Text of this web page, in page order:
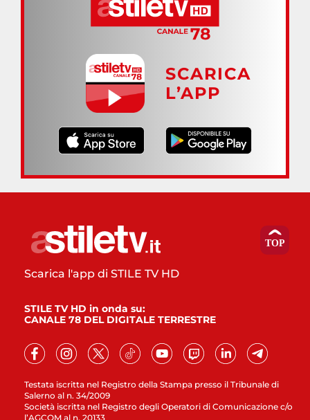
SCARICA
L’APP
Testata iscritta nel Registro della Stampa presso il Tribunale di
Salerno al n. 34/2009
Società iscritta nel Registro degli Operatori di Comunicazione c/o
l’AGCOM al n. 20133
Scarica l'app di STILE TV HD
STILE TV HD in onda su:
CANALE 78 DEL DIGITALE TERRESTRE